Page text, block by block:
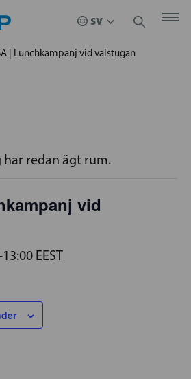
| Lunchkampanj vid valstugan
redan ägt rum.
vid
13:00 EEST